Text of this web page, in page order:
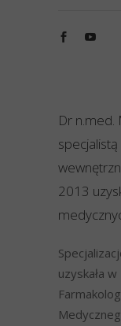
Dr n.med.
2013
uzyskała